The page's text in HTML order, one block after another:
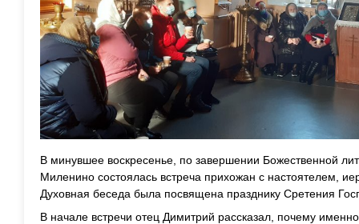
В минувшее воскресенье, по завершении Божественной
Миленино состоялась встреча прихожан с настоятелем,
Духовная беседа была посвящена празднику Сретения
В начале встречи отец Димитрий рассказал, почему